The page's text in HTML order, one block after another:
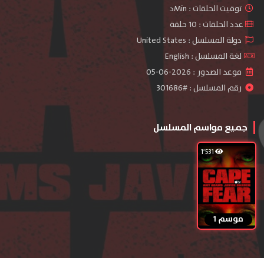
توقيت الحلقات : Minد
عدد الحلقات : 10 حلقة
دولة المسلسل : United States
لغة المسلسل : English
موعد الصدور : 2026-06-05
رقم المسلسل : #301686
جميع مواسم المسلسل
موسم 1